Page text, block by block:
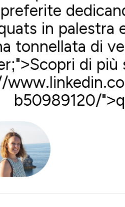
in palestra
tonnellata di
di più
b50989120/